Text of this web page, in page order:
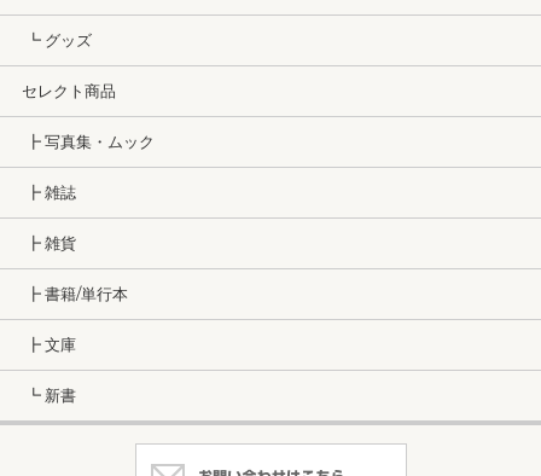
┗ グッズ
セレクト商品
┣ 写真集・ムック
┣ 雑誌
┣ 雑貨
┣ 書籍/単行本
┣ 文庫
┗ 新書